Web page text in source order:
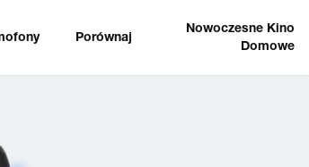
Porównaj
Nowoczesne Kino
Domowe